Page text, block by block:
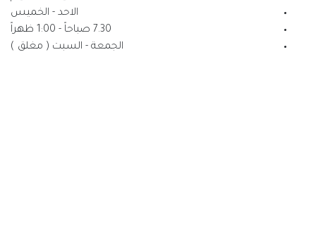
الاحد - الخميس
7.30 صباحاً - 1:00 ظهراً
الجمعة - السبت ( مغلق )